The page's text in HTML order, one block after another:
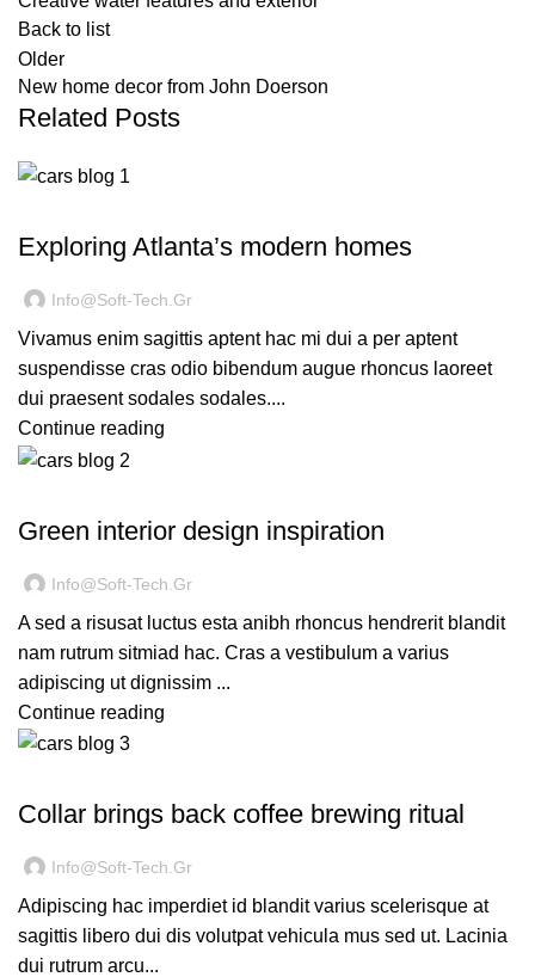
Back to list
Older
New home decor from John Doerson
Related Posts
Exploring Atlanta’s modern homes
Info@soft-Tech.gr
Vivamus enim sagittis aptent hac mi dui a per aptent
suspendisse cras odio bibendum augue rhoncus laoreet
dui praesent sodales sodales....
Continue reading
Green interior design inspiration
Info@soft-Tech.gr
A sed a risusat luctus esta anibh rhoncus hendrerit blandit
nam rutrum sitmiad hac. Cras a vestibulum a varius
adipiscing ut dignissim ...
Continue reading
Collar brings back coffee brewing ritual
Info@soft-Tech.gr
Adipiscing hac imperdiet id blandit varius scelerisque at
sagittis libero dui dis volutpat vehicula mus sed ut. Lacinia
dui rutrum arcu...